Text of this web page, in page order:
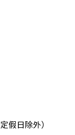
假日除外）